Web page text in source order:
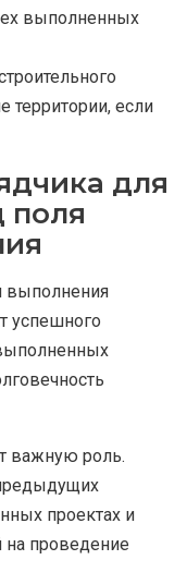
выполненных
территории, если
для
поля
выполнения
успешного
важную роль.
проектах и
проведение